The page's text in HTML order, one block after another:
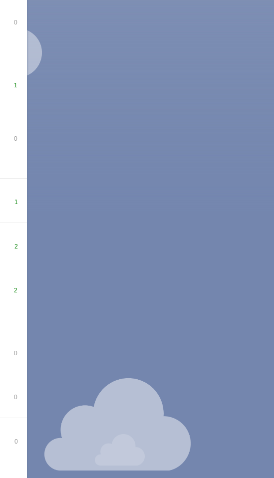
0
1
0
1
2
2
0
0
0